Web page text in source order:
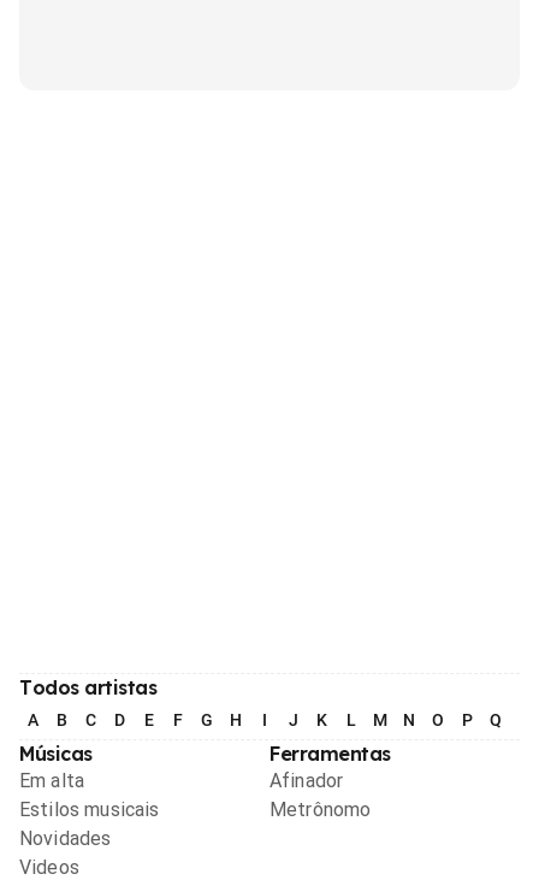
Todos artistas
A B C D E F G H I J K L M N O P Q
Músicas
Em alta
Estilos musicais
Novidades
Videos
Ferramentas
Afinador
Metrônomo